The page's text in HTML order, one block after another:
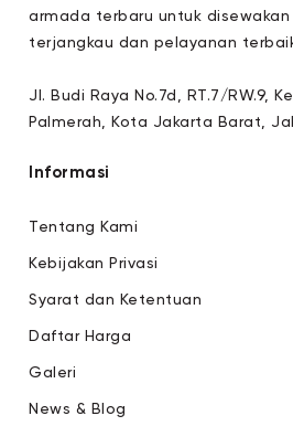
armada terbaru untuk
terjangkau dan pelayanan
Jl. Budi Raya No.7d, RT.7/RW.9,
Palmerah, Kota Jakarta Barat,
Informasi
Tentang Kami
Kebijakan Privasi
Syarat dan Ketentuan
Daftar Harga
Galeri
News & Blog